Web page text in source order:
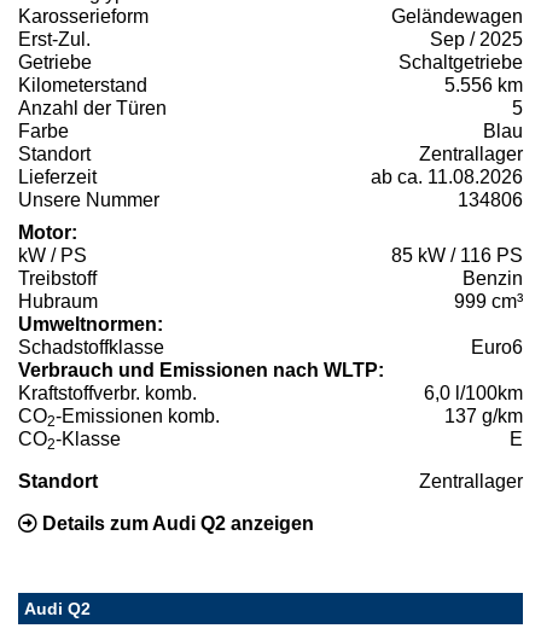
Karosserieform
Geländewagen
Erst-Zul.
Sep / 2025
Getriebe
Schaltgetriebe
Kilometerstand
5.556 km
Anzahl der Türen
5
Farbe
Blau
Standort
Zentrallager
Lieferzeit
ab ca. 11.08.2026
Unsere Nummer
134806
Motor:
kW / PS
85 kW / 116 PS
Treibstoff
Benzin
Hubraum
999 cm³
Umweltnormen:
Schadstoffklasse
Euro6
Verbrauch und Emissionen nach WLTP:
Kraftstoffverbr. komb.
6,0 l/100km
CO2-Emissionen komb.
137 g/km
CO2-Klasse E
Standort Zentrallager
Details zum Audi Q2 anzeigen
Audi Q2